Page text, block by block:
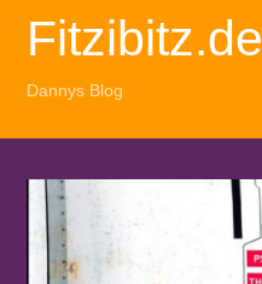
Fitzibitz.de
Dannys Blog